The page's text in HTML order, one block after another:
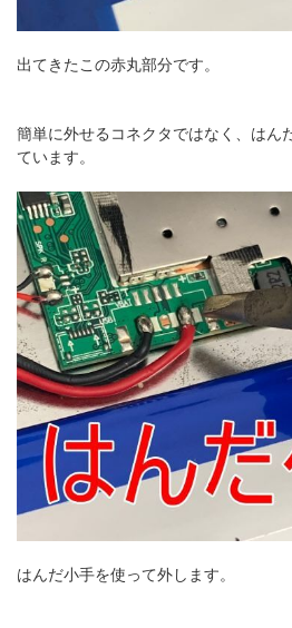
出てきたこの赤丸部分です。
簡単に外せるコネクタではなく、はん
ています。
はんだ小手を使って外します。